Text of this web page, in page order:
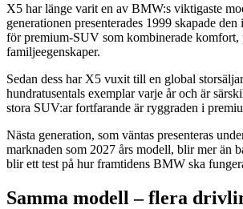
X5 har länge varit en av BMW:s viktigaste
generationen presenterades 1999 skapade
för premium-SUV som kombinerade komfort,
familjeegenskaper.
Sedan dess har X5 vuxit till en global
hundratusentals exemplar varje år och är
stora SUV:ar fortfarande är ryggraden i
Nästa generation, som väntas presenteras
marknaden som 2027 års modell, blir mer än
blir ett test på hur framtidens BMW ska
Samma modell – flera